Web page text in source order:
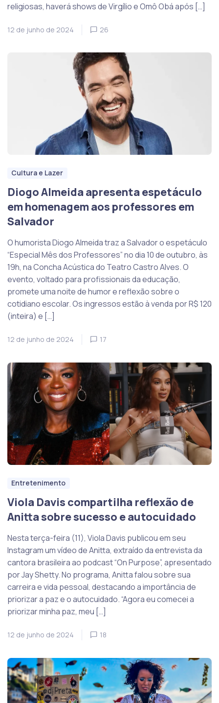
religiosas, haverá shows de Virgílio e Omô Obá após […]
12 de junho de 2024 26
Cultura e Lazer
Diogo Almeida apresenta espetáculo
em homenagem aos professores em
Salvador
O humorista Diogo Almeida traz a Salvador o espetáculo
“Especial Mês dos Professores” no dia 10 de outubro, às
19h, na Concha Acústica do Teatro Castro Alves. O
evento, voltado para profissionais da educação,
promete uma noite de humor e reflexão sobre o
cotidiano escolar. Os ingressos estão à venda por R$ 120
(inteira) e […]
12 de junho de 2024 17
Entretenimento
Viola Davis compartilha reflexão de
Anitta sobre sucesso e autocuidado
Nesta terça-feira (11), Viola Davis publicou em seu
Instagram um vídeo de Anitta, extraído da entrevista da
cantora brasileira ao podcast “On Purpose”, apresentado
por Jay Shetty. No programa, Anitta falou sobre sua
carreira e vida pessoal, destacando a importância de
priorizar a paz e o autocuidado. “Agora eu comecei a
priorizar minha paz, meu […]
12 de junho de 2024 18